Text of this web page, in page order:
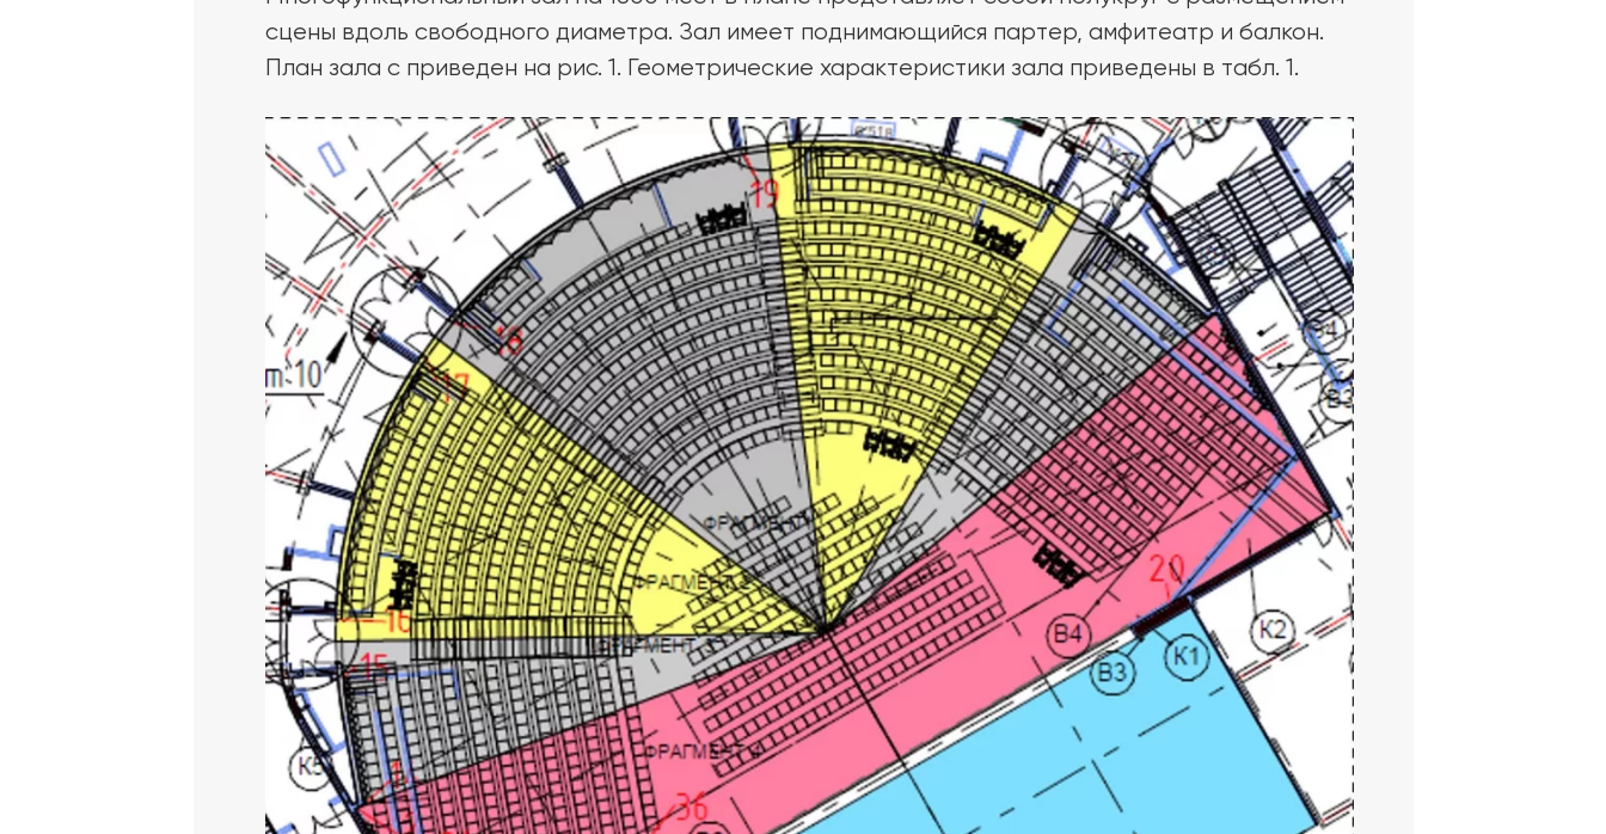
сцены вдоль свободного диаметра. Зал имеет поднимающийся партер, амфитеатр и балкон.
План зала с приведен на рис. 1. Геометрические характеристики зала приведены в табл. 1.